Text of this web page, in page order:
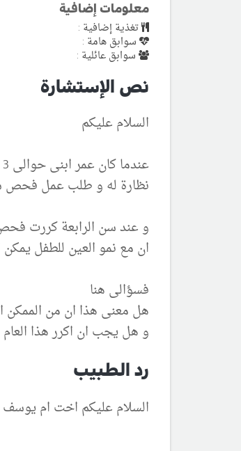
معلومات إضافية
تغذية إضافية :
سوابق هامة :
سوابق عائلية :
نص الإستشارة
السلام عليكم
نظارة له و طلب عمل فحص
و عند سن الرابعة كررت
ان مع نمو العين للطفل يمكن
فسؤالى هنا
هل معنى هذا ان من الممكن
و هل يجب ان اكرر هذا
رد الطبيب
السلام عليكم اخت ام